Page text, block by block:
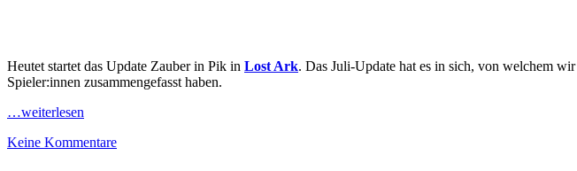
Heutet startet das Update Zauber in Pik in Lost Ark. Das Juli-Update hat es in sich, von welchem
Spieler:innen zusammengefasst haben.
…weiterlesen
Keine Kommentare